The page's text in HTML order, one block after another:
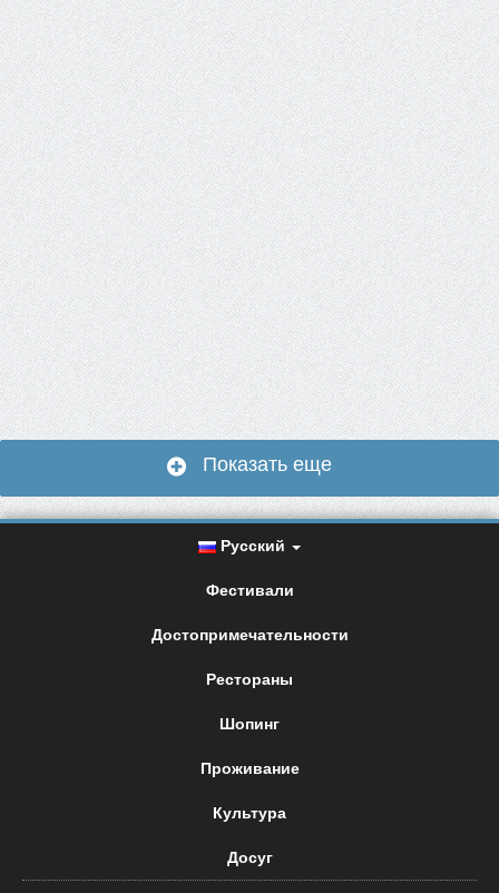
Показать еще
Русский
Фестивали
Достопримечательности
Рестораны
Шопинг
Проживание
Культура
Досуг